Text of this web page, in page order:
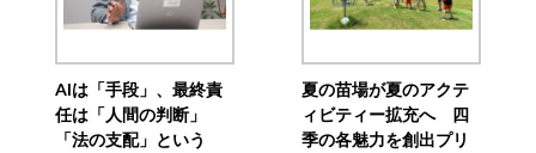
AIは「手段」、最終責
任は「人間の判断」
「法の支配」という
夏の苗場が夏のアクテ
ィビティー拡充へ 四
季の各魅力を創出プリ